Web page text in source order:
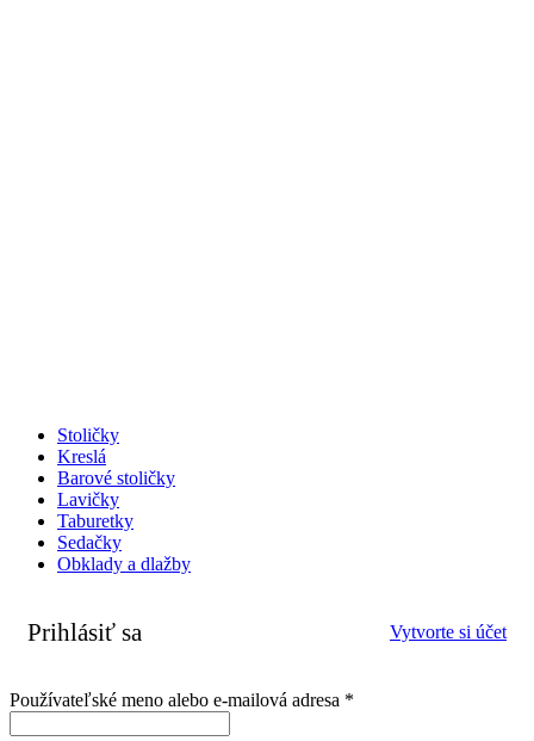
Stoličky
Kreslá
Barové stoličky
Lavičky
Taburetky
Sedačky
Obklady a dlažby
Prihlásiť sa Vytvorte si účet
Používateľské meno alebo e-mailová adresa *